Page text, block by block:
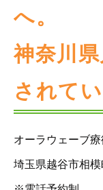
へ。
神奈川
されてい
オーラウェーブ療
埼玉県越谷市相